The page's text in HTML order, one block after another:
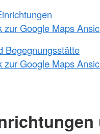
zur Google Maps
Begegnungsstätte
zur Google Maps